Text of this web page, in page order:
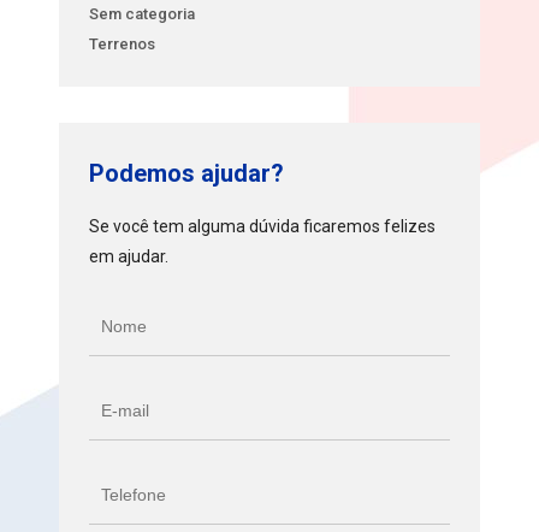
Sem categoria
Terrenos
Podemos ajudar?
Se você tem alguma dúvida ficaremos felizes
em ajudar.